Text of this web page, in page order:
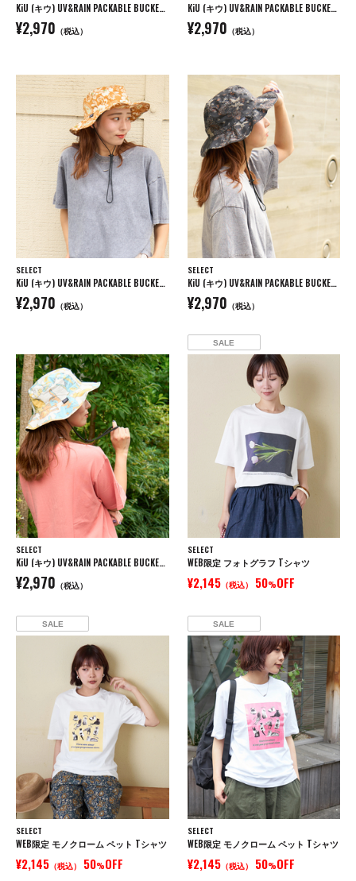
KiU (キウ) UV&RAIN PACKABLE BUCKET HAT パッカブル バケットハット
¥2,970 （税込）
KiU (キウ) UV&RAIN PACKABLE BUCKET HAT パッカブル バケットハット
¥2,970 （税込）
SELECT
KiU (キウ) UV&RAIN PACKABLE BUCKET HAT パッカブル バケットハット
¥2,970 （税込）
SELECT
KiU (キウ) UV&RAIN PACKABLE BUCKET HAT パッカブル バケットハット
¥2,970 （税込）
SELECT
KiU (キウ) UV&RAIN PACKABLE BUCKET HAT パッカブル バケットハット
¥2,970 （税込）
SALE
SELECT
WEB限定 フォトグラフ Tシャツ
¥2,145（税込） 50%OFF
SALE
SELECT
WEB限定 モノクローム ペット Tシャツ
¥2,145 （税込） 50%OFF
SALE
SELECT
WEB限定 モノクローム ペット Tシャツ
¥2,145（税込） 50%OFF